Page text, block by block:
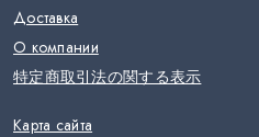
Доставка
О компании
特定商取引法の関する表示
Карта сайта